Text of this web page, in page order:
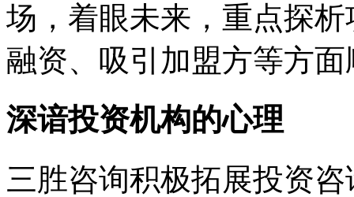
场， 着眼未来，重点探
融资、吸引加盟方等方
深谙投资机构的心理
三胜咨询积极拓展投资